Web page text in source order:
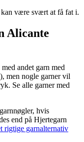
være svært at få fat i.
Alicante
andet garn med
men nogle garner vil
Se alle garner med
hvis
end på Hjertegarn
rigtige garnalternativ